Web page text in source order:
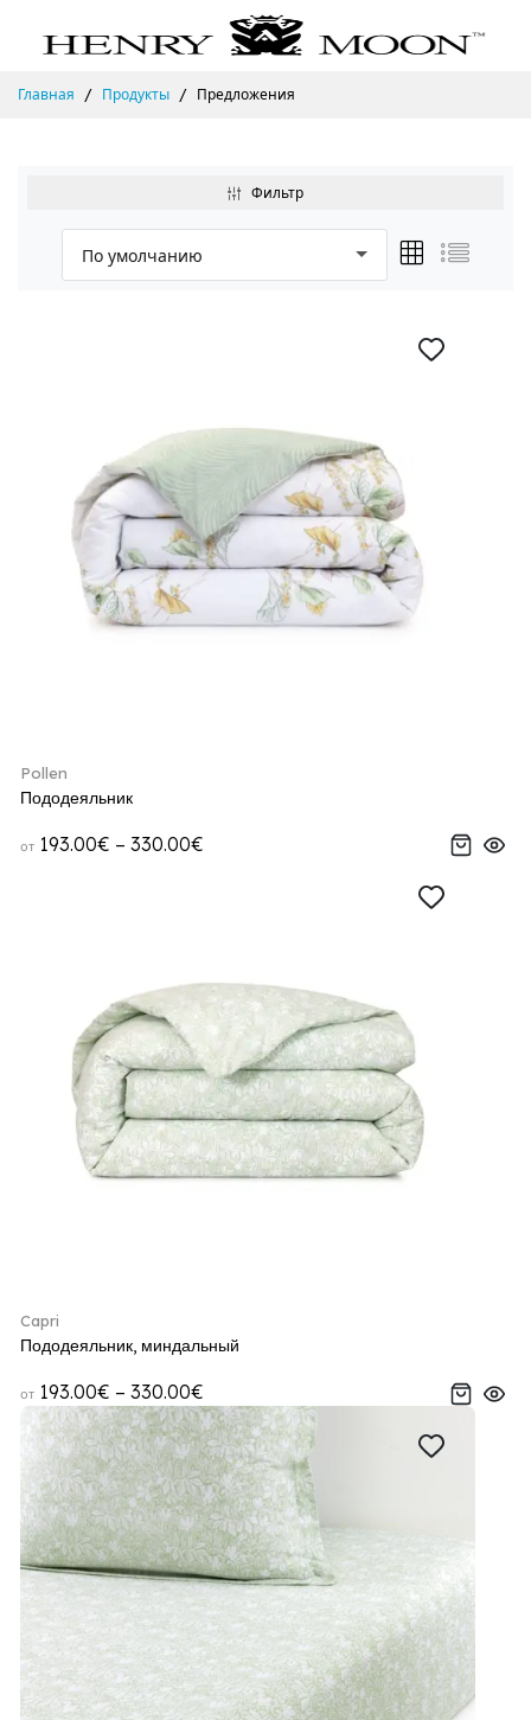
Главная Продукты Предложения
Фильтр
Pollen
Пододеяльник
от 193.00€ – 330.00€
Capri
Пододеяльник, миндальный
от 193.00€ – 330.00€